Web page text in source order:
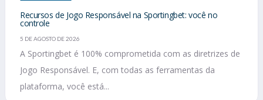
Recursos de Jogo Responsável na Sportingbet: você no
controle
5 DE AGOSTO DE 2026
A Sportingbet é 100% comprometida com as diretrizes de
Jogo Responsável. E, com todas as ferramentas da
plataforma, você está...